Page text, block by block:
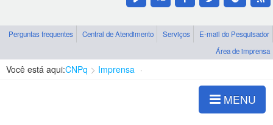
Perguntas frequentes Central de Atendimento Serviços
E-mail do Pesquisador
Área de imprensa
Você está aqui:CNPq Imprensa
MENU